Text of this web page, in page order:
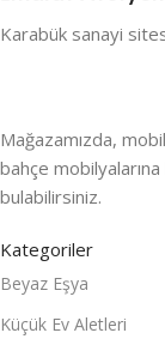
Karabük sanayi
Mağazamızda,
bahçe
bulabilirsiniz.
Kategoriler
Beyaz Eşya
Küçük Ev Aletleri